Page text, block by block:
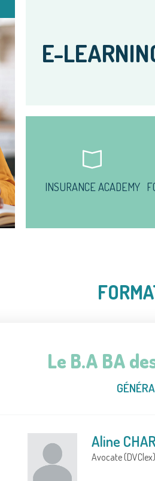
E-
INSURANCE ACADEMY
Le B.A BA
Aline
Avocate (DVClex)